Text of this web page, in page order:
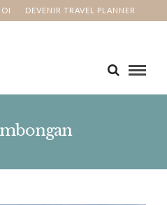
DEVENIR TRAVEL PLANNER